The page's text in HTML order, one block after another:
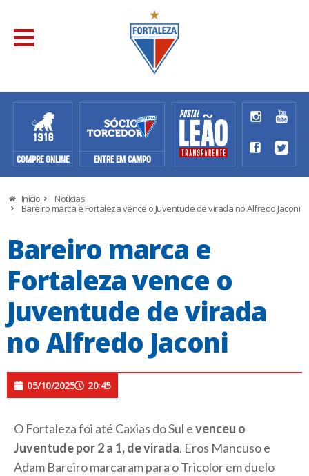
COMPRE ONLINE ENTRE EM CAMPO
Início Notícias
Bareiro marca e Fortaleza vence o Juventude de virada no Alfredo Jaconi
Bareiro marca e
Fortaleza vence o
Juventude de virada
no Alfredo Jaconi
05/10/2025 20:45
O Fortaleza foi até Caxias do Sul evenceu o
Juventude por 2 a 1, de virada. Eros Mancuso e
Adam Bareiro marcaram para o Tricolor em duelo